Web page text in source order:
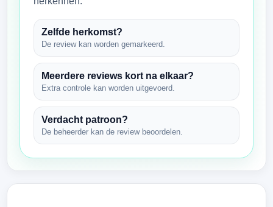
Zelfde herkomst?
De review kan worden gemarkeerd.
Meerdere reviews kort na elkaar?
Extra controle kan worden uitgevoerd.
Verdacht patroon?
De beheerder kan de review beoordelen.